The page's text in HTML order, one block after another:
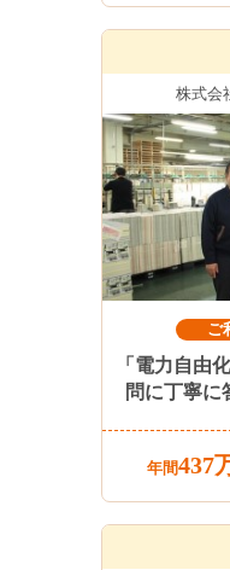
株式会
ご
「電力自由
問に丁寧に
年間437